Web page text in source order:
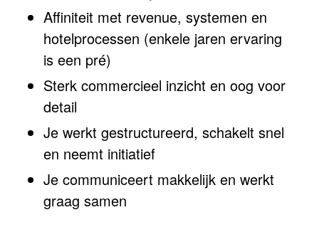
Affiniteit met revenue, systemen en
hotelprocessen (enkele jaren ervaring
is een pré)
Sterk commercieel inzicht en oog voor
detail
Je werkt gestructureerd, schakelt snel
en neemt initiatief
Je communiceert makkelijk en werkt
graag samen